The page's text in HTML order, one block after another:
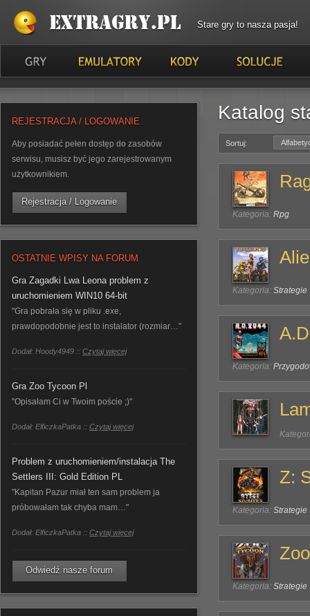
Stare gry to nasza pasja!
REJESTRACJA / LOGOWANIE
Aby posiadać pełen dostęp do zasobów
serwisu, musisz być jego zarejestrowanym
użytkownikiem.
Rejestracja / Logowanie
OSTATNIE WPISY NA FORUM
Gra Zagadki Lwa Leona problem z
uruchomieniem WIN10 64-bit
"Gra pobrała się w pliku .exe,
prawdopodobnie jest to instalator (rozmiar…"
Dodał: Hoody4949 :: Czytaj więcej
Gra Zoo Tycoon Pl
"Opisałam Ci w Twoim poście ;)"
Dodał: ElficzkaPatka :: Czytaj więcej
Problem z uruchomieniem/instalacja The
Settlers III: Gold Edition PL
"Kapitan Pazur miał ten sam problem ja
próbowałam tak chyba mam…"
Dodał: ElficzkaPatka :: Czytaj więcej
Odwiedź nasze forum
Katalog
Sortuj:
Kategoria: Rpg
Kategoria: Strategie
Kategoria:
Z:
Kategoria: Strategie
Kategoria: Strategie